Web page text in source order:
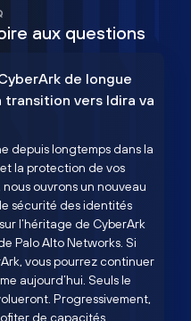
aux questions
de longue
transition vers Idira va
depuis longtemps dans la
la protection de vos
ouvrons un nouveau
sécurité des identités
l’héritage de CyberArk
Palo Alto Networks. Si
vous pourrez continuer
aujourd’hui. Seuls le
Progressivement,
de capacités